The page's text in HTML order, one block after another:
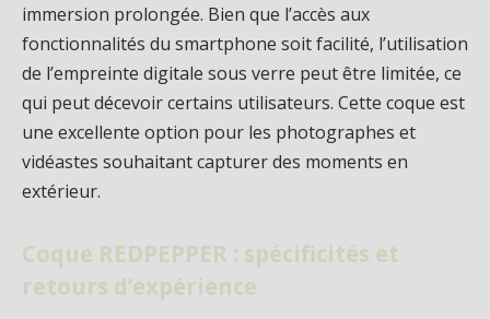
immersion prolongée. Bien que l’accès aux
fonctionnalités du smartphone soit facilité, l’utilisation
de l’empreinte digitale sous verre peut être limitée, ce
qui peut décevoir certains utilisateurs. Cette coque est
une excellente option pour les photographes et
vidéastes souhaitant capturer des moments en
extérieur.
Coque REDPEPPER : spécificités et
retours d’expérience